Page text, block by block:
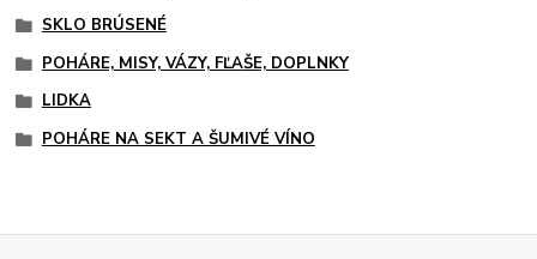
SKLO BRÚSENÉ
POHÁRE, MISY, VÁZY, FĽAŠE, DOPLNKY
LIDKA
POHÁRE NA SEKT A ŠUMIVÉ VÍNO